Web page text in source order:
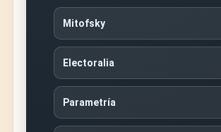
Mitofsky
Electoralia
Parametría